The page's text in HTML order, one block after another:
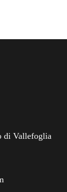
di Vallefoglia